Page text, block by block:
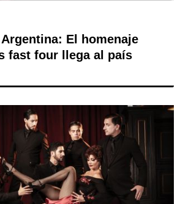
El homenaje
fast four llega al país